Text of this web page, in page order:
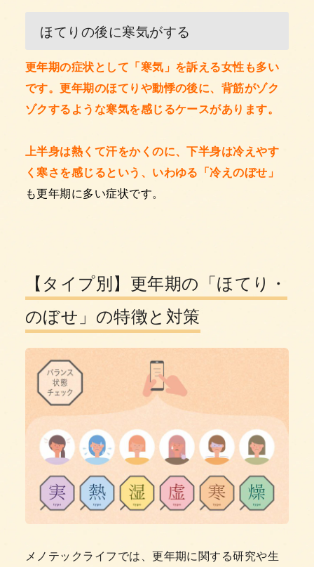
ほてりの後に寒気がする
更年期の症状として「寒気」を訴える女性も多い
です。更年期のほてりや動悸の後に、背筋がゾク
ゾクするような寒気を感じるケースがあります。
上半身は熱くて汗をかくのに、下半身は冷えやす
く寒さを感じるという、いわゆる「冷えのぼせ」
も更年期に多い症状です。
【タイプ別】更年期の「ほてり・
のぼせ」の特徴と対策
メノテックライフでは、更年期に関する研究や生